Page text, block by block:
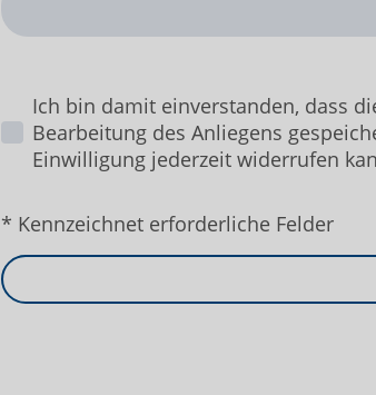
Ich bin damit einverstanden, dass
Bearbeitung des Anliegens
Einwilligung jederzeit widerrufen
* Kennzeichnet erforderliche Felder